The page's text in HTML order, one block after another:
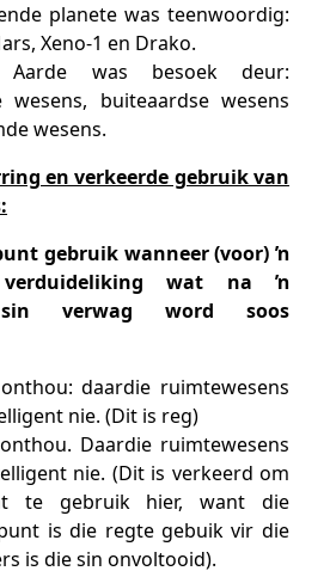
planete was teenwoordig:
Xeno-1 en Drako.
Aarde was besoek deur:
wesens, buiteaardse wesens
wesens.
en verkeerde gebruik van
gebruik wanneer (voor) ŉ
wat na ŉ
sin verwag word soos
daardie ruimtewesens
nie. (Dit is reg)
Daardie ruimtewesens
nie. (Dit is verkeerd om
te gebruik hier, want die
is die regte gebuik vir die
is die sin onvoltooid).